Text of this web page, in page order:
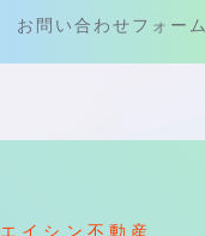
お問い合わせフォーム
エイシン不動産